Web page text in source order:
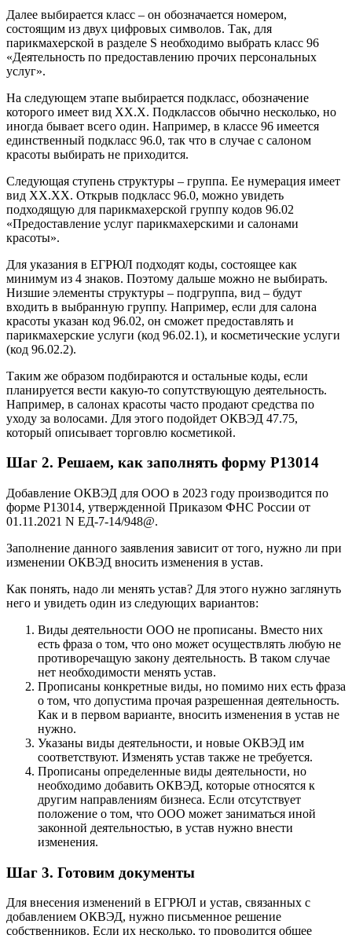
Далее выбирается класс – он обозначается номером,
состоящим из двух цифровых символов. Так, для
парикмахерской в разделе S необходимо выбрать класс 96
«Деятельность по предоставлению прочих персональных
услуг».
На следующем этапе выбирается подкласс, обозначение
которого имеет вид XX.X. Подклассов обычно несколько, но
иногда бывает всего один. Например, в классе 96 имеется
единственный подкласс 96.0, так что в случае с салоном
красоты выбирать не приходится.
Следующая ступень структуры – группа. Ее нумерация имеет
вид XX.XX. Открыв подкласс 96.0, можно увидеть
подходящую для парикмахерской группу кодов 96.02
«Предоставление услуг парикмахерскими и салонами
красоты».
Для указания в ЕГРЮЛ подходят коды, состоящее как
минимум из 4 знаков. Поэтому дальше можно не выбирать.
Низшие элементы структуры – подгруппа, вид – будут
входить в выбранную группу. Например, если для салона
красоты указан код 96.02, он сможет предоставлять и
парикмахерские услуги (код 96.02.1), и косметические услуги
(код 96.02.2).
Таким же образом подбираются и остальные коды, если
планируется вести какую-то сопутствующую деятельность.
Например, в салонах красоты часто продают средства по
уходу за волосами. Для этого подойдет ОКВЭД 47.75,
который описывает торговлю косметикой.
Шаг 2. Решаем, как заполнять форму Р13014
Добавление ОКВЭД для ООО в 2023 году производится по
форме Р13014, утвержденной Приказом ФНС России от
01.11.2021 N ЕД-7-14/948@.
Заполнение данного заявления зависит от того, нужно ли при
изменении ОКВЭД вносить изменения в устав.
Как понять, надо ли менять устав? Для этого нужно заглянуть
него и увидеть один из следующих вариантов:
Виды деятельности ООО не прописаны. Вместо них
есть фраза о том, что оно может осуществлять любую не
противоречащую закону деятельность. В таком случае
нет необходимости менять устав.
Прописаны конкретные виды, но помимо них есть фраза
о том, что допустима прочая разрешенная деятельность.
Как и в первом варианте, вносить изменения в устав не
нужно.
Указаны виды деятельности, и новые ОКВЭД им
соответствуют. Изменять устав также не требуется.
Прописаны определенные виды деятельности, но
необходимо добавить ОКВЭД, которые относятся к
другим направлениям бизнеса. Если отсутствует
положение о том, что ООО может заниматься иной
законной деятельностью, в устав нужно внести
изменения.
Шаг 3. Готовим документы
Для внесения изменений в ЕГРЮЛ и устав, связанных с
добавлением ОКВЭД, нужно письменное решение
собственников. Если их несколько, то проводится общее